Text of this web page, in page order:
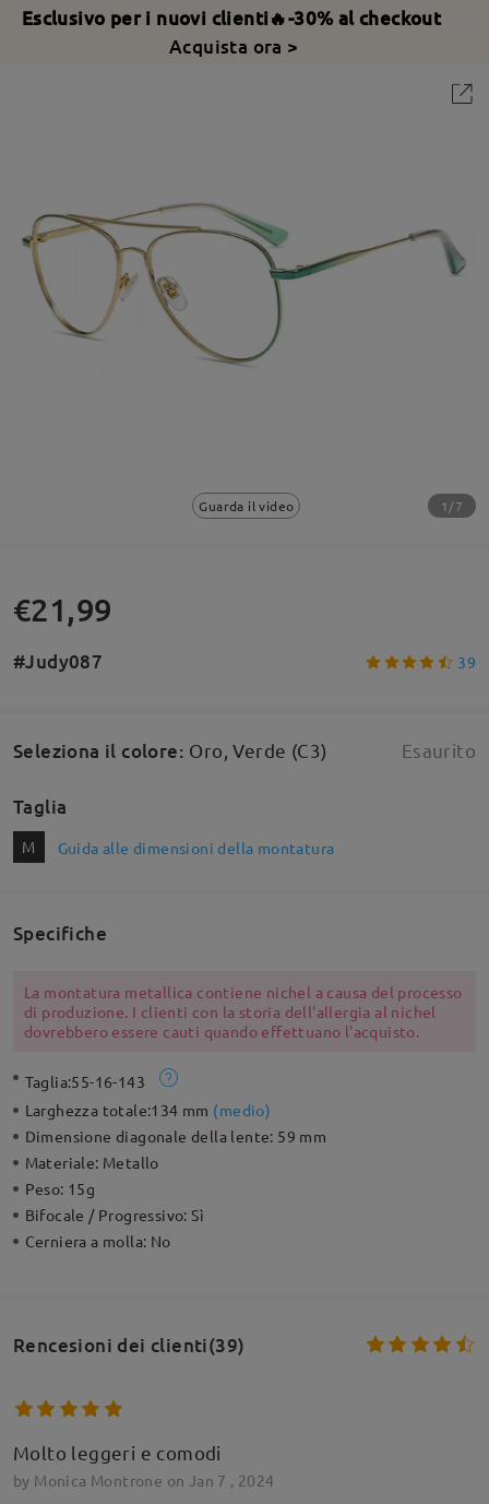
Esclusivo per i nuovi clienti🔥-30% al checkout
Acquista ora >
Guarda il video 1/7
€21,99
#Judy087 39
Seleziona il colore: Oro, Verde (C3) Esaurito
Taglia
M Guida alle dimensioni della montatura
Specifiche
La montatura metallica contiene nichel a causa del processo
di produzione. I clienti con la storia dell'allergia al nichel
dovrebbero essere cauti quando effettuano l'acquisto.
Taglia:55-16-143
Larghezza totale:134 mm (medio)
Dimensione diagonale della lente: 59 mm
Materiale: Metallo
Peso: 15g
Bifocale / Progressivo:Sì
Cerniera a molla: No
Rencesioni dei clienti(39)
Molto leggeri e comodi
by Monica Montrone on Jan 7 , 2024